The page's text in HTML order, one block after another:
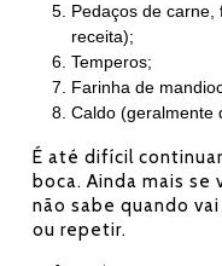
Pedaços de
receita);
Temperos;
Farinha de
Caldo (geralmente
É até difícil
boca. Ainda mais
não sabe quando
ou repetir.